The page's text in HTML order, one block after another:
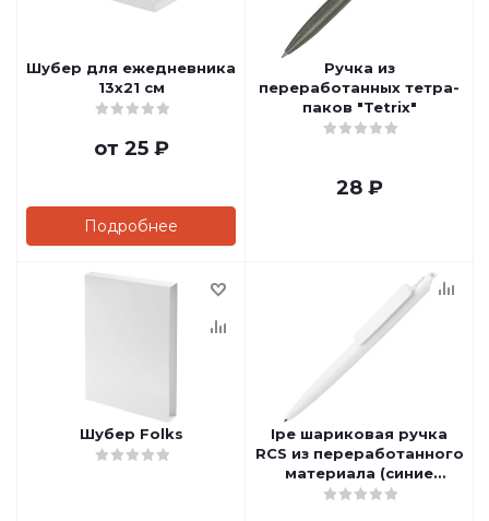
Шубер для ежедневника
13х21 см
от 25 ₽
Подробнее
Ручка из
переработанных тетра-
паков "Tetrix"
28₽
Шубер Folks
Ipe шариковая ручка
RCS из переработанного
материала (синие
чернила) - Белый